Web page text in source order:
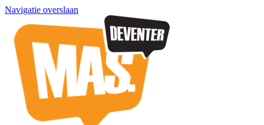
Navigatie overslaan